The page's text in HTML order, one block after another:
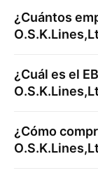
¿Cuántos
¿Cuál es el
¿Cómo